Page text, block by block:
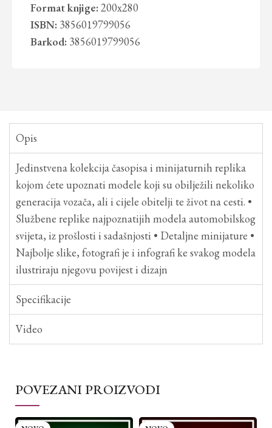
Format knjige: 200x280
ISBN: 3856019799056
Barkod: 3856019799056
Opis
Jedinstvena kolekcija časopisa i minijaturnih replika
kojom ćete upoznati modele koji su obilježili nekoliko
generacija vozača, ali i cijele obitelji te život na cesti. •
Službene replike najpoznatijih modela automobilskog
svijeta, iz prošlosti i sadašnjosti • Detaljne minijature •
Najbolje slike, fotografi je i infografi ke svakog modela
ilustriraju njegovu povijest i dizajn
Specifikacije
Video
POVEZANI PROIZVODI